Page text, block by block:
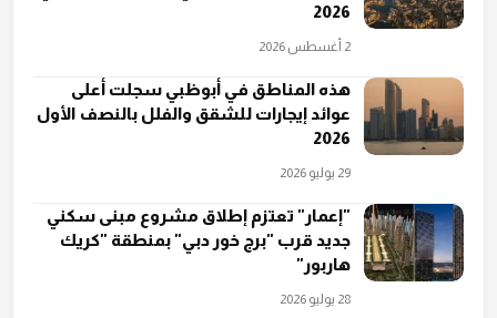
2026
2 أغسطس 2026
هذه المناطق في أبوظبي سجلت أعلى
عوائد إيجارات للشقق والفلل بالنصف الأول
2026
29 يوليو 2026
"إعمار" تعتزم إطلاق مشروع مبنى سكني
جديد قرب "برج خور دبي" بمنطقة "كريك
هاربور"
28 يوليو 2026